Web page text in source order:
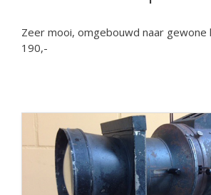
Zeer mooi, omgebouwd naar gewone
190,-